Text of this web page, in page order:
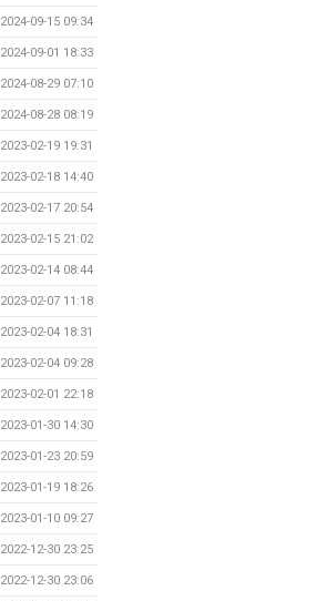
2024-09-15 09:34
2024-09-01 18:33
2024-08-29 07:10
2024-08-28 08:19
2023-02-19 19:31
2023-02-18 14:40
2023-02-17 20:54
2023-02-15 21:02
2023-02-14 08:44
2023-02-07 11:18
2023-02-04 18:31
2023-02-04 09:28
2023-02-01 22:18
2023-01-30 14:30
2023-01-23 20:59
2023-01-19 18:26
2023-01-10 09:27
2022-12-30 23:25
2022-12-30 23:06